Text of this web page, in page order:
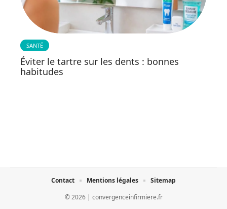
SANTÉ
Éviter le tartre sur les dents : bonnes
habitudes
© 2026 | convergenceinfirmiere.fr
Contact Mentions légales Sitemap